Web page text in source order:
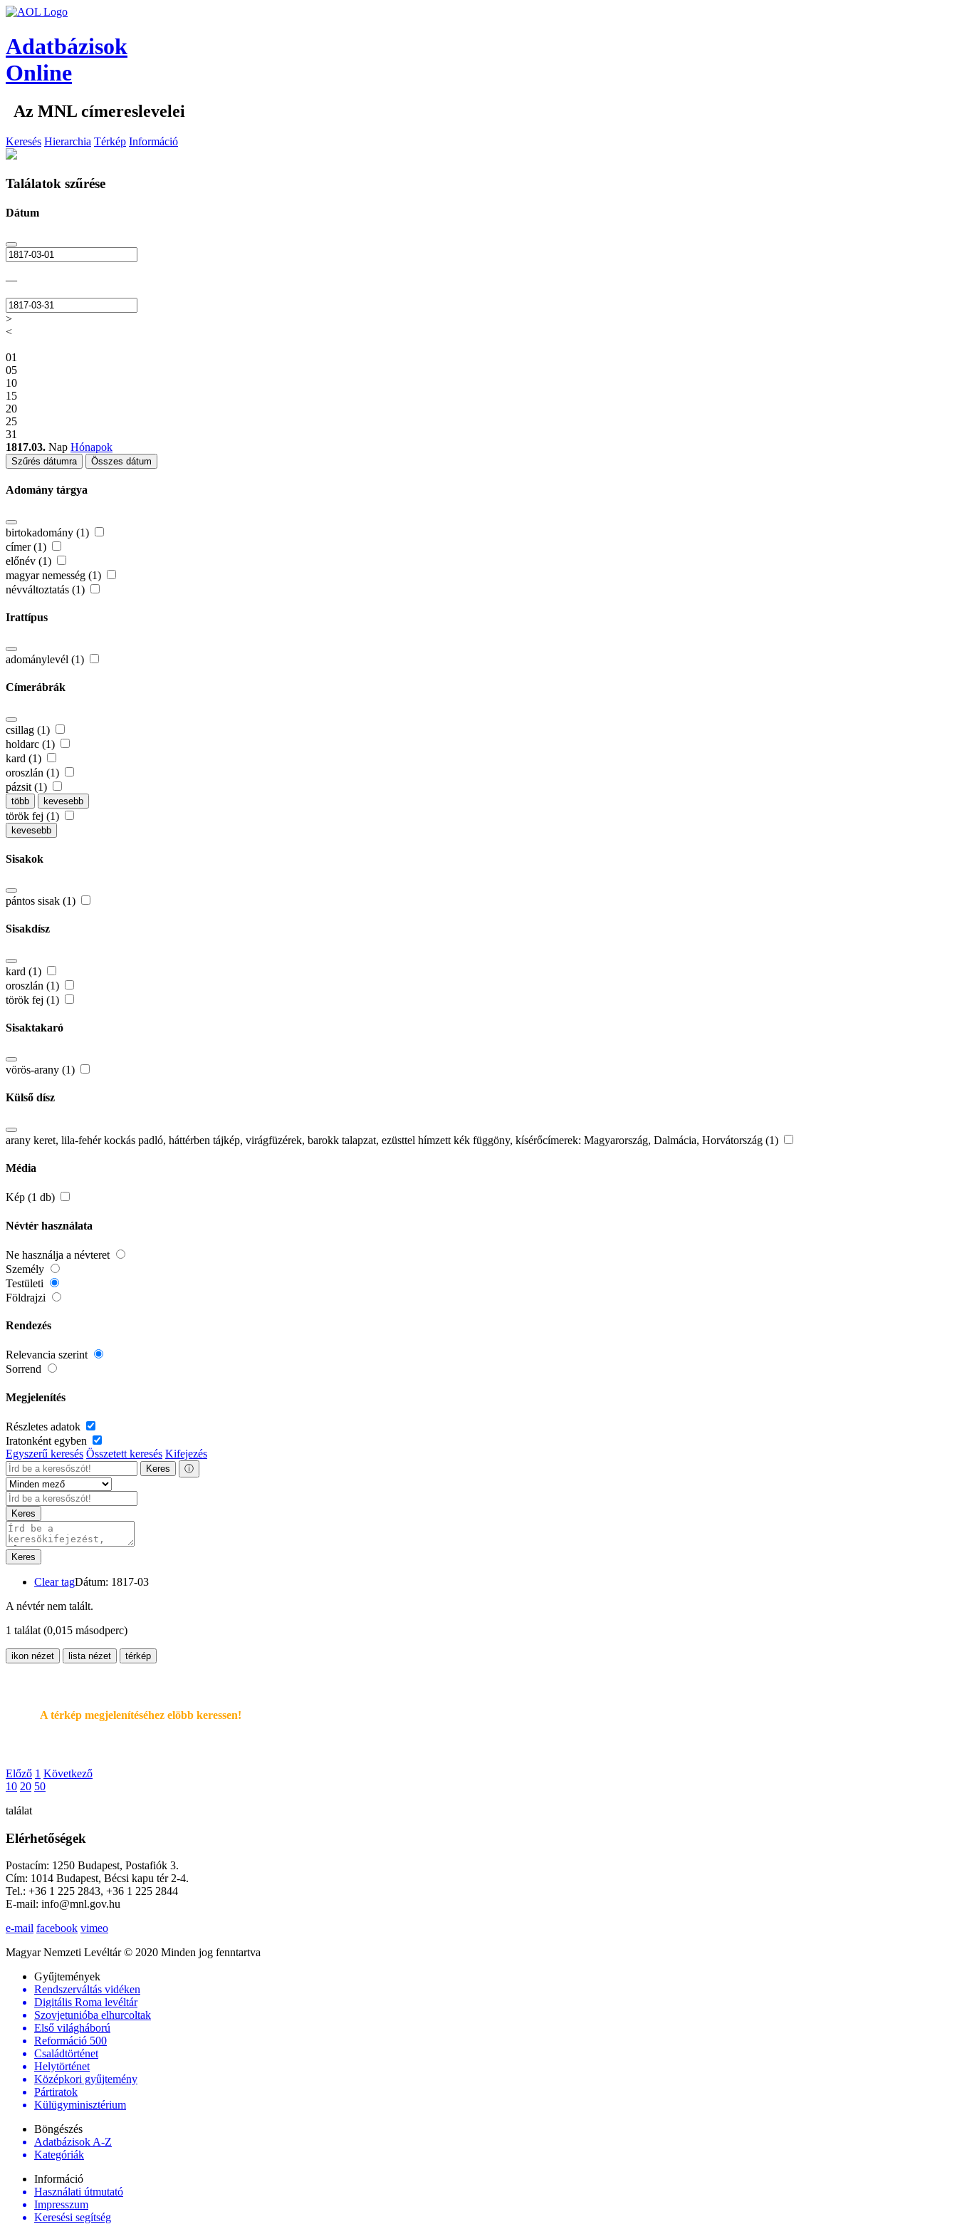
Adatbázisok
Online
Az MNL címereslevelei
Keresés Hierarchia Térkép Információ
Találatok szűrése
Dátum
—
>
<
01
05
10
15
20
25
31
1817.03. Nap Hónapok
Szűrés dátumra Összes dátum
Adomány tárgya
birtokadomány (1)
címer (1)
előnév (1)
magyar nemesség (1)
névváltoztatás (1)
Irattípus
adománylevél (1)
Címerábrák
csillag (1)
holdarc (1)
kard (1)
oroszlán (1)
pázsit (1)
több kevesebb
török fej (1)
kevesebb
Sisakok
pántos sisak (1)
Sisakdísz
kard (1)
oroszlán (1)
török fej (1)
Sisaktakaró
vörös-arany (1)
Külső dísz
arany keret, lila-fehér kockás padló, háttérben tájkép, virágfüzérek, barokk talapzat, ezüsttel hímzett kék függöny, kísérőcímerek: Magyarország, Dalmácia, Horvátország (1)
Média
Kép (1 db)
Névtér használata
Ne használja a névteret
Személy
Testületi
Földrajzi
Rendezés
Relevancia szerint
Sorrend
Megjelenítés
Részletes adatok
Iratonként egyben
Egyszerű keresés Összetett keresés Kifejezés
Keres ⓘ
Keres
Keres
Clear tagDátum: 1817-03
A névtér nem talált.
1 találat (0,015 másodperc)
ikon nézet lista nézet térkép
A térkép megjelenítéséhez elöbb keressen!
Előző 1 Következő
10 20 50
találat
Elérhetőségek
Postacím: 1250 Budapest, Postafiók 3.
Cím: 1014 Budapest, Bécsi kapu tér 2-4.
Tel.: +36 1 225 2843, +36 1 225 2844
E-mail: info@mnl.gov.hu
e-mail facebook vimeo
Magyar Nemzeti Levéltár © 2020 Minden jog fenntartva
Gyűjtemények
Rendszerváltás vidéken
Digitális Roma levéltár
Szovjetunióba elhurcoltak
Első világháború
Reformáció 500
Családtörténet
Helytörténet
Középkori gyűjtemény
Pártiratok
Külügyminisztérium
Böngészés
Adatbázisok A-Z
Kategóriák
Információ
Használati útmutató
Impresszum
Keresési segítség